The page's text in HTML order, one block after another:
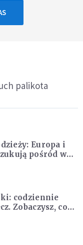
palikota
Europa i
pośród was
codziennie
Zobaczysz, co
życiem